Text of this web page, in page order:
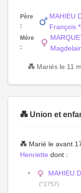
Père
:
MAHIEU
François
Mère
:
💑 Mariés le 11
💑 Union et
💑 Marié le avant
Henriette dont :
MAHIEU
(°1757)